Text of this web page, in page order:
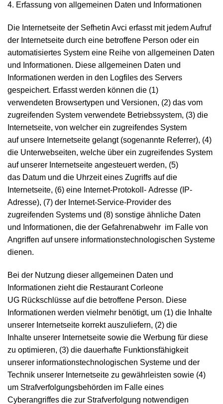
4. Erfassung von allgemeinen Daten und Informationen
Die Internetseite der Sefhetin Avci erfasst mit jedem Aufruf
der Internetseite durch eine betroffene Person oder ein
automatisiertes System eine Reihe von allgemeinen Daten
und Informationen. Diese allgemeinen Daten und
Informationen werden in den Logfiles des Servers
gespeichert. Erfasst werden können die (1)
verwendeten Browsertypen und Versionen, (2) das vom
zugreifenden System verwendete Betriebssystem, (3) die
Internetseite, von welcher ein zugreifendes System
auf unsere Internetseite gelangt (sogenannte Referrer), (4)
die Unterwebseiten, welche über ein zugreifendes System
auf unserer Internetseite angesteuert werden, (5)
das Datum und die Uhrzeit eines Zugriffs auf die
Internetseite, (6) eine Internet-Protokoll- Adresse (IP-
Adresse), (7) der Internet-Service-Provider des
zugreifenden Systems und (8) sonstige ähnliche Daten
und Informationen, die der Gefahrenabwehr im Falle von
Angriffen auf unsere informationstechnologischen Systeme
dienen.
Bei der Nutzung dieser allgemeinen Daten und
Informationen zieht die Restaurant Corleone
UG Rückschlüsse auf die betroffene Person. Diese
Informationen werden vielmehr benötigt, um (1) die Inhalte
unserer Internetseite korrekt auszuliefern, (2) die
Inhalte unserer Internetseite sowie die Werbung für diese
zu optimieren, (3) die dauerhafte Funktionsfähigkeit
unserer informationstechnologischen Systeme und der
Technik unserer Internetseite zu gewährleisten sowie (4)
um Strafverfolgungsbehörden im Falle eines
Cyberangriffes die zur Strafverfolgung notwendigen